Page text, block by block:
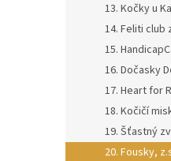
13. Kočky u
14. Feliti club
15.
16. Dočasky
17. Heart for
18. Kočičí
19. Šťastný
20. Fousky,